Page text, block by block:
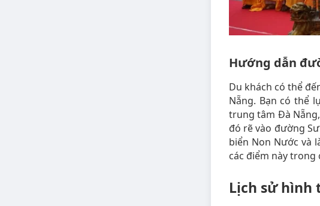
Hướng dẫn
Du khách có thể
Nẵng. Bạn có thể
trung tâm Đà
đó rẽ vào đường
biển Non Nước và
các điểm này trong
Lịch sử hình